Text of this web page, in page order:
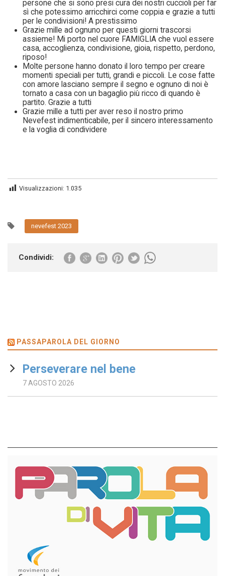
persone che si sono presi cura dei nostri cuccioli per far
sì che potessimo arricchirci come coppia e grazie a tutti
per le condivisioni! A prestissimo
Grazie mille ad ognuno per questi giorni trascorsi
assieme! Mi porto nel cuore FAMIGLIA che vuol essere
casa, accoglienza, condivisione, gioia, rispetto, perdono,
riposo!
Molte persone hanno donato il loro tempo per creare
momenti speciali per tutti, grandi e piccoli. Le cose fatte
con amore lasciano sempre il segno e ognuno di noi è
tornato a casa con un bagaglio più ricco di quando è
partito. Grazie a tutti
Grazie mille a tutti per aver reso il nostro primo
Nevefest indimenticabile, per il sincero interessamento
e la voglia di condividere
Visualizzazioni: 1.035
nevefest 2023
Condividi:
PASSAPAROLA DEL GIORNO
Perseverare nel bene
7 AGOSTO 2026